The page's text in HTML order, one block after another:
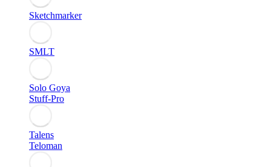
Sketchmarker
SMLT
Solo Goya
Stuff-Pro
Talens
Teloman